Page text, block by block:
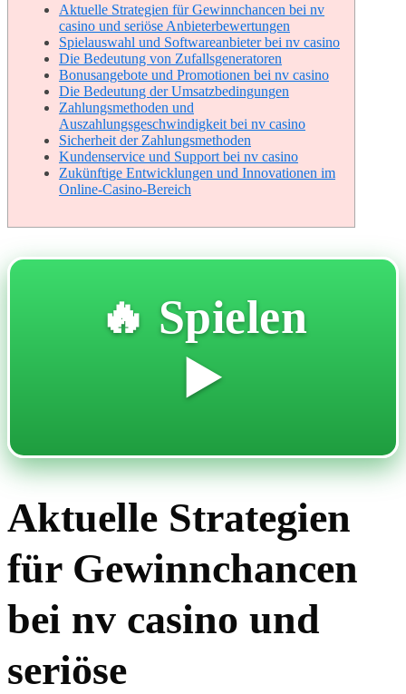
Aktuelle Strategien für Gewinnchancen bei nv
casino und seriöse Anbieterbewertungen
Spielauswahl und Softwareanbieter bei nv casino
Die Bedeutung von Zufallsgeneratoren
Bonusangebote und Promotionen bei nv casino
Die Bedeutung der Umsatzbedingungen
Zahlungsmethoden und
Auszahlungsgeschwindigkeit bei nv casino
Sicherheit der Zahlungsmethoden
Kundenservice und Support bei nv casino
Zukünftige Entwicklungen und Innovationen im
Online-Casino-Bereich
🔥 Spielen
▶️
Aktuelle Strategien
für Gewinnchancen
bei nv casino und
seriöse